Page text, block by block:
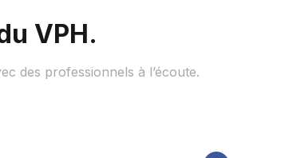
VPH.
des professionnels à l’écoute.